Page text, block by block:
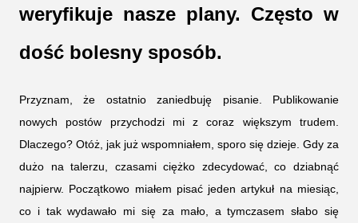
weryfikuje nasze plany. Często w
dość bolesny sposób.
Przyznam, że ostatnio zaniedbuję pisanie. Publikowanie
nowych postów przychodzi mi z coraz większym trudem.
Dlaczego? Otóż, jak już wspomniałem, sporo się dzieje. Gdy za
dużo na talerzu, czasami ciężko zdecydować, co dziabnąć
najpierw. Początkowo miałem pisać jeden artykuł na miesiąc,
co i tak wydawało mi się za mało, a tymczasem słabo się